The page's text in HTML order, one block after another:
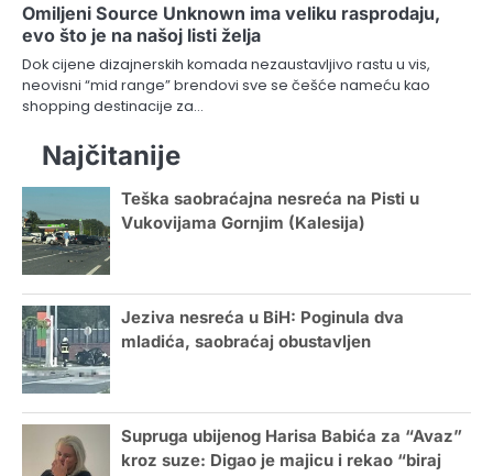
Omiljeni Source Unknown ima veliku rasprodaju,
evo što je na našoj listi želja
Dok cijene dizajnerskih komada nezaustavljivo rastu u vis,
neovisni “mid range” brendovi sve se češće nameću kao
shopping destinacije za…
Najčitanije
Teška saobraćajna nesreća na Pisti u
Vukovijama Gornjim (Kalesija)
Jeziva nesreća u BiH: Poginula dva
mladića, saobraćaj obustavljen
Supruga ubijenog Harisa Babića za “Avaz”
kroz suze: Digao je majicu i rekao “biraj